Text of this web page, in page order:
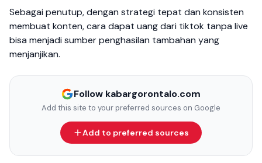
Sebagai penutup, dengan strategi tepat dan konsisten
membuat konten, cara dapat uang dari tiktok tanpa live
bisa menjadi sumber penghasilan tambahan yang
menjanjikan.
Follow kabargorontalo.com
Add this site to your preferred sources on Google
Add to preferred sources